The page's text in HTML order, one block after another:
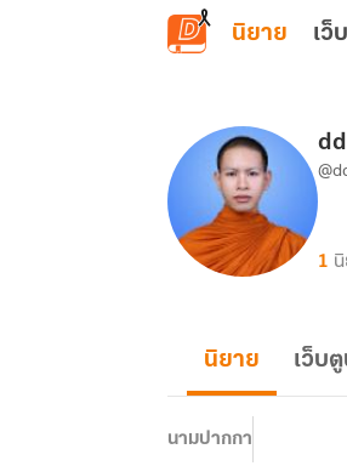
ข้ามไปยังเนื้อหาหลัก
นิยาย เว็
1
นิยาย เว็บ
นามปากกา